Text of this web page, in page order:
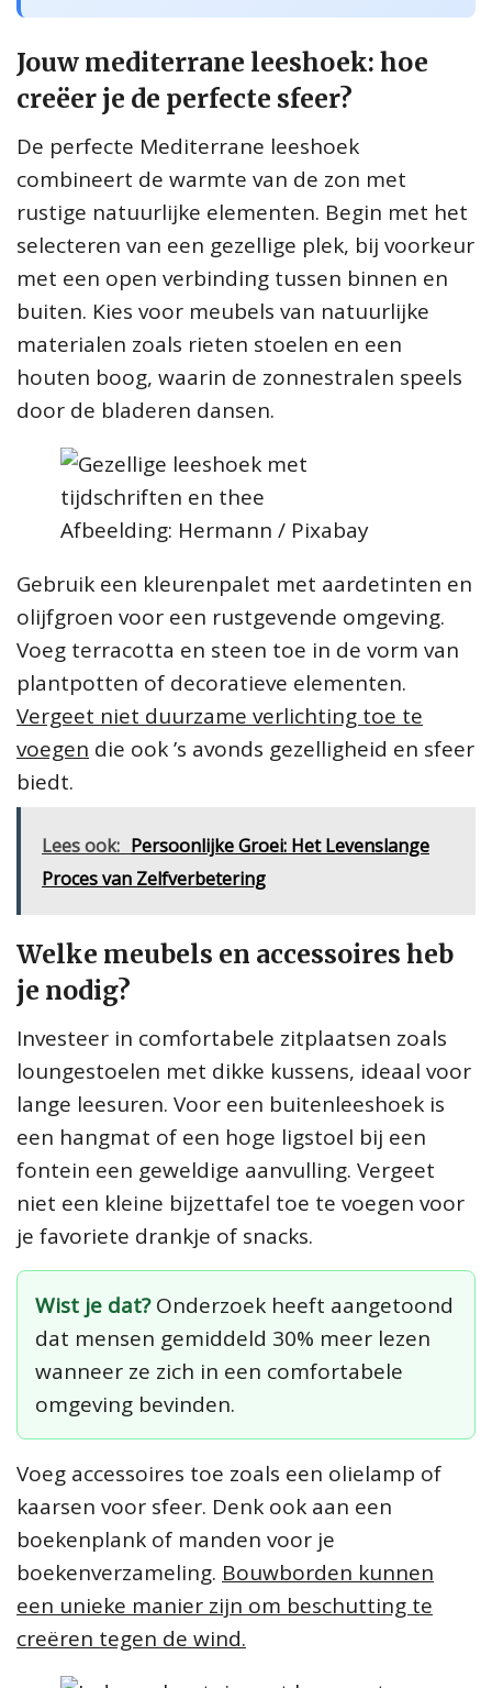
Jouw mediterrane leeshoek: hoe
creëer je de perfecte sfeer?
De perfecte Mediterrane leeshoek
combineert de warmte van de zon met
rustige natuurlijke elementen. Begin met het
selecteren van een gezellige plek, bij voorkeur
met een open verbinding tussen binnen en
buiten. Kies voor meubels van natuurlijke
materialen zoals rieten stoelen en een
houten boog, waarin de zonnestralen speels
door de bladeren dansen.
Afbeelding: Hermann / Pixabay
Gebruik een kleurenpalet met aardetinten en
olijfgroen voor een rustgevende omgeving.
Voeg terracotta en steen toe in de vorm van
plantpotten of decoratieve elementen.
Vergeet niet duurzame verlichting toe te
voegen die ook ’s avonds gezelligheid en sfeer
biedt.
Lees ook: Persoonlijke Groei: Het Levenslange
Proces van Zelfverbetering
Welke meubels en accessoires heb
je nodig?
Investeer in comfortabele zitplaatsen zoals
loungestoelen met dikke kussens, ideaal voor
lange leesuren. Voor een buitenleeshoek is
een hangmat of een hoge ligstoel bij een
fontein een geweldige aanvulling. Vergeet
niet een kleine bijzettafel toe te voegen voor
je favoriete drankje of snacks.
Wist je dat?Onderzoek heeft aangetoond
dat mensen gemiddeld 30% meer lezen
wanneer ze zich in een comfortabele
omgeving bevinden.
Voeg accessoires toe zoals een olielamp of
kaarsen voor sfeer. Denk ook aan een
boekenplank of manden voor je
boekenverzameling. Bouwborden kunnen
een unieke manier zijn om beschutting te
creëren tegen de wind.